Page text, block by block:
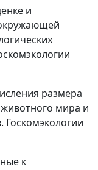
и
размера
мира и
Госкомэкологии
к